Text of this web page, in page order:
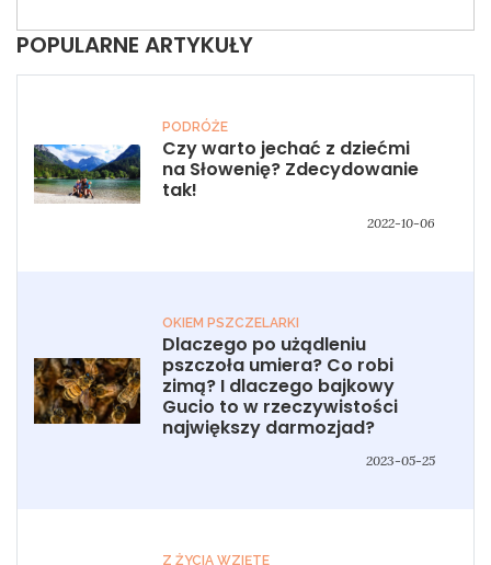
POPULARNE ARTYKUŁY
PODRÓŻE
Czy warto jechać z dziećmi
na Słowenię? Zdecydowanie
tak!
2022-10-06
OKIEM PSZCZELARKI
Dlaczego po użądleniu
pszczoła umiera? Co robi
zimą? I dlaczego bajkowy
Gucio to w rzeczywistości
największy darmozjad?
2023-05-25
Z ŻYCIA WZIĘTE